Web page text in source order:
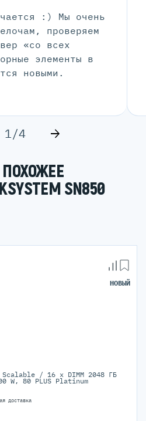
:) Мы очень
проверяем
«со всех
элементы в
новыми.
1/4
SN850
НОВЫЙ
W, 80 PLUS Platinum
доставка